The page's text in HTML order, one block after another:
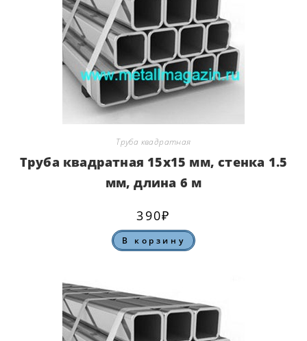
Труба квадратная
Труба квадратная 15х15 мм, стенка 1.5
мм, длина 6 м
390₽
В корзину